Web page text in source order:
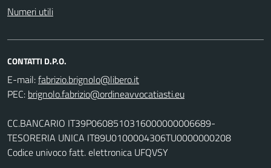
Numeri utili
CONTATTI D.P.O.
E-mail:
PEC:
CC.BANCARIO IT39P0608510316000000006689-
TESORERIA UNICA IT89U0100004306TU0000000208
Codice univoco fatt. elettronica UFQVSY